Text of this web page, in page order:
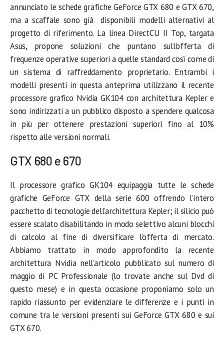
annunciato le schede grafiche GeForce GTX 680 e GTX 670,
ma a scaffale sono già disponibili modelli alternativi al
progetto di riferimento. La linea DirectCU II Top, targata
Asus, propone soluzioni che puntano sull’offerta di
frequenze operative superiori a quelle standard così come di
un sistema di raffreddamento proprietario. Entrambi i
modelli presenti in questa anteprima utilizzano il recente
processore grafico Nvidia GK104 con architettura Kepler e
sono indirizzati a un pubblico disposto a spendere qualcosa
in più per ottenere prestazioni superiori fino al 10%
rispetto alle versioni normali.
GTX 680 e 670
Il processore grafico GK104 equipaggia tutte le schede
grafiche GeForce GTX della serie 600 offrendo l’intero
pacchetto di tecnologie dell’architettura Kepler; il silicio può
essere scalato disabilitando in modo selettivo alcuni blocchi
di calcolo al fine di diversificare l’offerta di mercato.
Abbiamo trattato in modo approfondito la recente
architettura Nvidia nell’articolo pubblicato sul numero di
maggio di PC Professionale (lo trovate anche sul Dvd di
questo mese) e in questa occasione proponiamo solo un
rapido riassunto per evidenziare le differenze e i punti in
comune tra le versioni presenti sui GeForce GTX 680 e sui
GTX 670.